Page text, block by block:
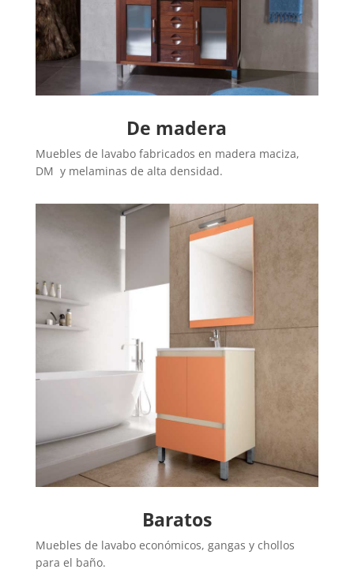
De madera
Muebles de lavabo fabricados en madera maciza,
DM y melaminas de alta densidad.
Baratos
Muebles de lavabo económicos, gangas y chollos
para el baño.